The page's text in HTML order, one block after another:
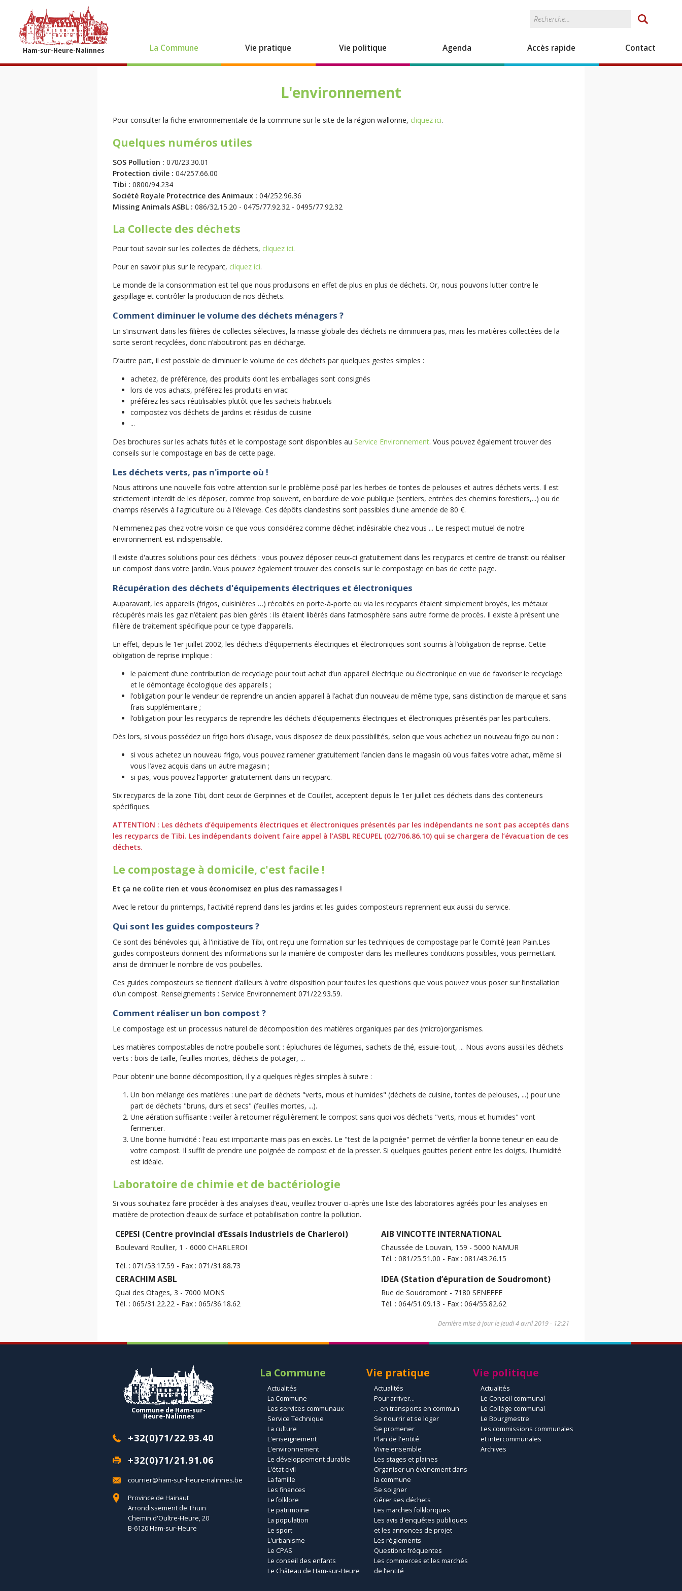
Ham-sur-Heure-Nalinnes La Commune Vie pratique Vie politique Agenda Accès rapide Contact
Formulaire de
recherche
L'environnement
Pour consulter la fiche environnementale de la commune sur le site de la région wallonne, cliquez ici.
Quelques numéros utiles
SOS Pollution : 070/23.30.01
Protection civile : 04/257.66.00
Tibi : 0800/94.234
Société Royale Protectrice des Animaux : 04/252.96.36
Missing Animals ASBL : 086/32.15.20 - 0475/77.92.32 - 0495/77.92.32
La Collecte des déchets
Pour tout savoir sur les collectes de déchets, cliquez ici.
Pour en savoir plus sur le recyparc, cliquez ici.
Le monde de la consommation est tel que nous produisons en effet de plus en plus de déchets. Or, nous pouvons lutter contre le
gaspillage et contrôler la production de nos déchets.
Comment diminuer le volume des déchets ménagers ?
En s’inscrivant dans les filières de collectes sélectives, la masse globale des déchets ne diminuera pas, mais les matières collectées de la
sorte seront recyclées, donc n’aboutiront pas en décharge.
D’autre part, il est possible de diminuer le volume de ces déchets par quelques gestes simples :
achetez, de préférence, des produits dont les emballages sont consignés
lors de vos achats, préférez les produits en vrac
préférez les sacs réutilisables plutôt que les sachets habituels
compostez vos déchets de jardins et résidus de cuisine
...
Des brochures sur les achats futés et le compostage sont disponibles au Service Environnement. Vous pouvez également trouver des
conseils sur le compostage en bas de cette page.
Les déchets verts, pas n'importe où !
Nous attirons une nouvelle fois votre attention sur le problème posé par les herbes de tontes de pelouses et autres déchets verts. Il est
strictement interdit de les déposer, comme trop souvent, en bordure de voie publique (sentiers, entrées des chemins forestiers,...) ou de
champs réservés à l'agriculture ou à l'élevage. Ces dépôts clandestins sont passibles d'une amende de 80 €.
N'emmenez pas chez votre voisin ce que vous considérez comme déchet indésirable chez vous ... Le respect mutuel de notre
environnement est indispensable.
Il existe d'autres solutions pour ces déchets : vous pouvez déposer ceux-ci gratuitement dans les recyparcs et centre de transit ou réaliser
un compost dans votre jardin. Vous pouvez également trouver des conseils sur le compostage en bas de cette page.
Récupération des déchets d'équipements électriques et électroniques
Auparavant, les appareils (frigos, cuisinières …) récoltés en porte-à-porte ou via les recyparcs étaient simplement broyés, les métaux
récupérés mais les gaz n’étaient pas bien gérés : ils étaient libérés dans l’atmosphère sans autre forme de procès. Il existe à présent une
filière de traitement spécifique pour ce type d’appareils.
En effet, depuis le 1er juillet 2002, les déchets d’équipements électriques et électroniques sont soumis à l’obligation de reprise. Cette
obligation de reprise implique :
le paiement d’une contribution de recyclage pour tout achat d’un appareil électrique ou électronique en vue de favoriser le recyclage
et le démontage écologique des appareils ;
l’obligation pour le vendeur de reprendre un ancien appareil à l’achat d’un nouveau de même type, sans distinction de marque et sans
frais supplémentaire ;
l’obligation pour les recyparcs de reprendre les déchets d’équipements électriques et électroniques présentés par les particuliers.
Dès lors, si vous possédez un frigo hors d’usage, vous disposez de deux possibilités, selon que vous achetiez un nouveau frigo ou non :
si vous achetez un nouveau frigo, vous pouvez ramener gratuitement l’ancien dans le magasin où vous faites votre achat, même si
vous l’avez acquis dans un autre magasin ;
si pas, vous pouvez l’apporter gratuitement dans un recyparc.
Six recyparcs de la zone Tibi, dont ceux de Gerpinnes et de Couillet, acceptent depuis le 1er juillet ces déchets dans des conteneurs
spécifiques.
ATTENTION : Les déchets d’équipements électriques et électroniques présentés par les indépendants ne sont pas acceptés dans
les recyparcs de Tibi. Les indépendants doivent faire appel à l’ASBL RECUPEL (02/706.86.10) qui se chargera de l’évacuation de ces
déchets.
Le compostage à domicile, c'est facile !
Et ça ne coûte rien et vous économisez en plus des ramassages !
Avec le retour du printemps, l'activité reprend dans les jardins et les guides composteurs reprennent eux aussi du service.
Qui sont les guides composteurs ?
Ce sont des bénévoles qui, à l'initiative de Tibi, ont reçu une formation sur les techniques de compostage par le Comité Jean Pain.Les
guides composteurs donnent des informations sur la manière de composter dans les meilleures conditions possibles, vous permettant
ainsi de diminuer le nombre de vos poubelles.
Ces guides composteurs se tiennent d’ailleurs à votre disposition pour toutes les questions que vous pouvez vous poser sur l’installation
d’un compost. Renseignements : Service Environnement 071/22.93.59.
Comment réaliser un bon compost ?
Le compostage est un processus naturel de décomposition des matières organiques par des (micro)organismes.
Les matières compostables de notre poubelle sont : épluchures de légumes, sachets de thé, essuie-tout, ... Nous avons aussi les déchets
verts : bois de taille, feuilles mortes, déchets de potager, ...
Pour obtenir une bonne décomposition, il y a quelques règles simples à suivre :
Un bon mélange des matières : une part de déchets "verts, mous et humides" (déchets de cuisine, tontes de pelouses, ...) pour une
part de déchets "bruns, durs et secs" (feuilles mortes, ...).
Une aération suffisante : veiller à retourner régulièrement le compost sans quoi vos déchets "verts, mous et humides" vont
fermenter.
Une bonne humidité : l'eau est importante mais pas en excès. Le "test de la poignée" permet de vérifier la bonne teneur en eau de
votre compost. Il suffit de prendre une poignée de compost et de la presser. Si quelques gouttes perlent entre les doigts, I'humidité
est idéale.
Laboratoire de chimie et de bactériologie
Si vous souhaitez faire procéder à des analyses d’eau, veuillez trouver ci-après une liste des laboratoires agréés pour les analyses en
matière de protection d’eaux de surface et potabilisation contre la pollution.
CEPESI (Centre provincial d’Essais Industriels de Charleroi)
Boulevard Roullier, 1 - 6000 CHARLEROI
Tél. : 071/53.17.59 - Fax : 071/31.88.73
AIB VINCOTTE INTERNATIONAL
Chaussée de Louvain, 159 - 5000 NAMUR
Tél. : 081/25.51.00 - Fax : 081/43.26.15
CERACHIM ASBL
Quai des Otages, 3 - 7000 MONS
Tél. : 065/31.22.22 - Fax : 065/36.18.62
IDEA (Station d’épuration de Soudromont)
Rue de Soudromont - 7180 SENEFFE
Tél. : 064/51.09.13 - Fax : 064/55.82.62
Dernière mise à jour lejeudi 4 avril 2019 - 12:21
Commune de Ham-sur-
Heure-Nalinnes
+32(0)71/22.93.40
+32(0)71/21.91.06
courrier@ham-sur-heure-nalinnes.be
Province de Hainaut
Arrondissement de Thuin
Chemin d'Oultre-Heure, 20
B-6120 Ham-sur-Heure
La Commune
Actualités
La Commune
Les services communaux
Service Technique
La culture
L'enseignement
L'environnement
Le développement durable
L'état civil
La famille
Les finances
Le folklore
Le patrimoine
La population
Le sport
L'urbanisme
Le CPAS
Le conseil des enfants
Le Château de Ham-sur-Heure
Vie pratique
Actualités
Pour arriver...
... en transports en commun
Se nourrir et se loger
Se promener
Plan de l'entité
Vivre ensemble
Les stages et plaines
Organiser un évènement dans
la commune
Se soigner
Gérer ses déchets
Les marches folkloriques
Les avis d'enquêtes publiques
et les annonces de projet
Les règlements
Questions fréquentes
Les commerces et les marchés
de l’entité
Vie politique
Actualités
Le Conseil communal
Le Collège communal
Le Bourgmestre
Les commissions communales
et intercommunales
Archives